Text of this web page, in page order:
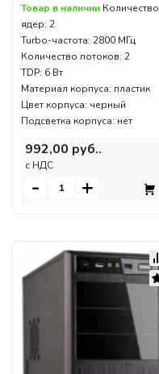
Товар в наличии Количество
ядер: 2
Turbo-частота: 2800 МГц
Количество потоков: 2
TDP: 6 Вт
Материал корпуса: пластик
Цвет корпуса: черный
Подсветка корпуса: нет
992,00 руб..
c НДС
- +